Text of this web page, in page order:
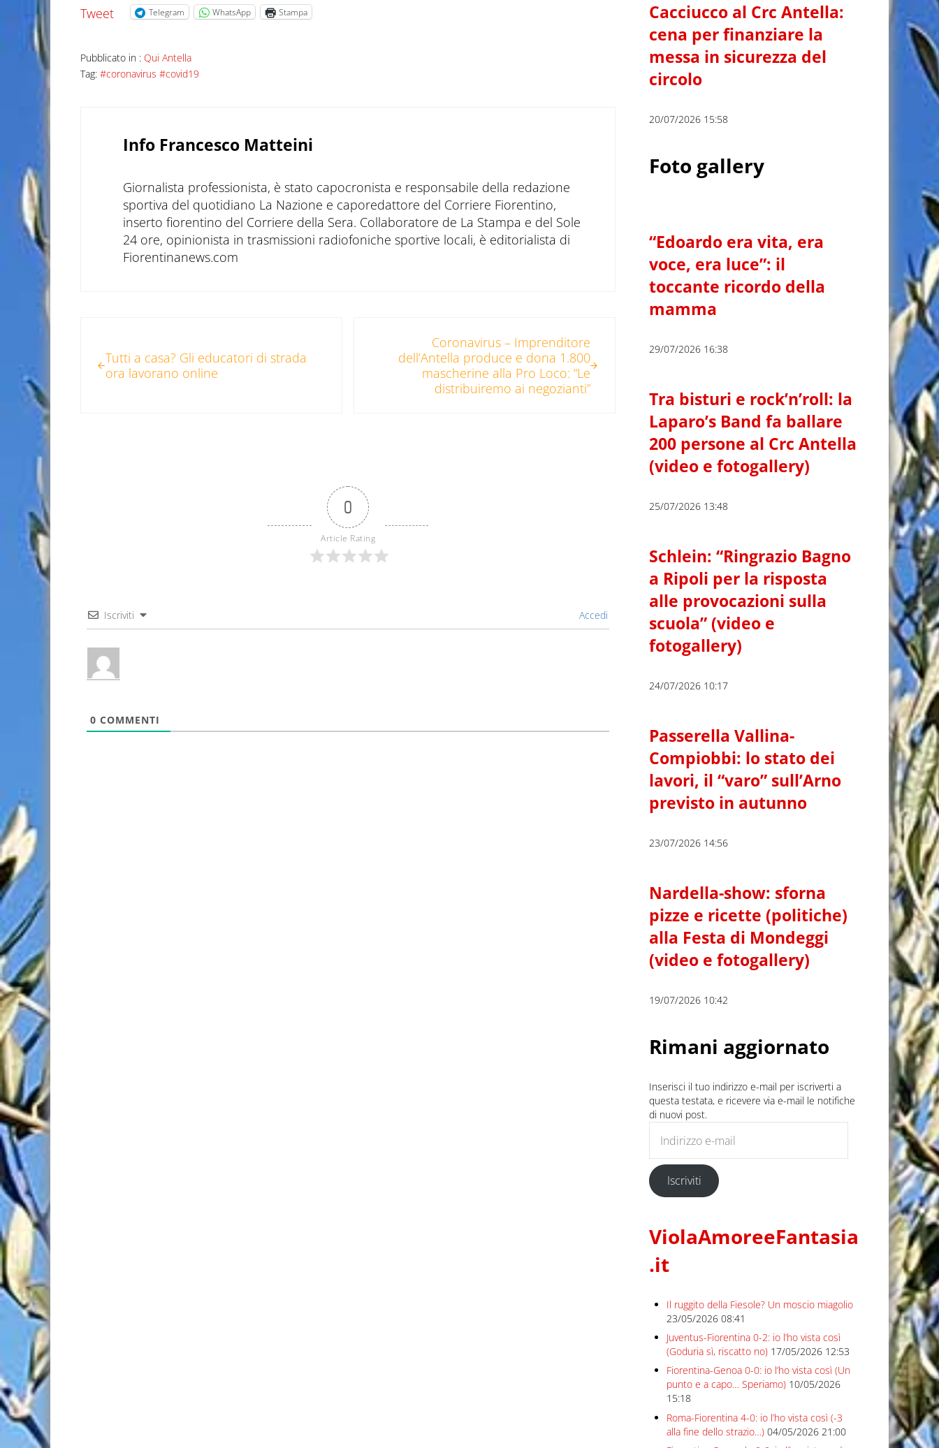
Tweet Telegram WhatsApp Stampa
Pubblicato in : Qui Antella
Tag: #coronavirus #covid19
Info Francesco Matteini
Giornalista professionista, è stato capocronista e responsabile della redazione
sportiva del quotidiano La Nazione e caporedattore del Corriere Fiorentino,
inserto fiorentino del Corriere della Sera. Collaboratore de La Stampa e del Sole
24 ore, opinionista in trasmissioni radiofoniche sportive locali, è editorialista di
Fiorentinanews.com
Tutti a casa? Gli educatori di strada
ora lavorano online
Coronavirus – Imprenditore
dell’Antella produce e dona 1.800
mascherine alla Pro Loco: “Le
distribuiremo ai negozianti”
0
Article Rating
Iscriviti Accedi
0 COMMENTI
Cacciucco al Crc Antella:
cena per finanziare la
messa in sicurezza del
circolo
20/07/2026 15:58
Foto gallery
“Edoardo era vita, era
voce, era luce”: il
toccante ricordo della
mamma
29/07/2026 16:38
Tra bisturi e rock’n’roll: la
Laparo’s Band fa ballare
200 persone al Crc Antella
(video e fotogallery)
25/07/2026 13:48
Schlein: “Ringrazio Bagno
a Ripoli per la risposta
alle provocazioni sulla
scuola” (video e
fotogallery)
24/07/2026 10:17
Passerella Vallina-
Compiobbi: lo stato dei
lavori, il “varo” sull’Arno
previsto in autunno
23/07/2026 14:56
Nardella-show: sforna
pizze e ricette (politiche)
alla Festa di Mondeggi
(video e fotogallery)
19/07/2026 10:42
Rimani aggiornato
Inserisci il tuo indirizzo e-mail per iscriverti a
questa testata, e ricevere via e-mail le notifiche
di nuovi post.
Iscriviti
ViolaAmoreeFantasia
.it
Il ruggito della Fiesole? Un moscio miagolio
23/05/2026 08:41
Juventus-Fiorentina 0-2: io l’ho vista così
(Goduria sì, riscatto no) 17/05/2026 12:53
Fiorentina-Genoa 0-0: io l’ho vista così (Un
punto e a capo… Speriamo) 10/05/2026
15:18
Roma-Fiorentina 4-0: io l’ho vista così (-3
alla fine dello strazio…) 04/05/2026 21:00